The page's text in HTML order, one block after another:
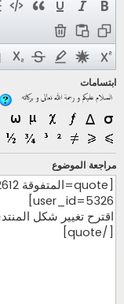
ابتسامات
مراجعة الموضوع